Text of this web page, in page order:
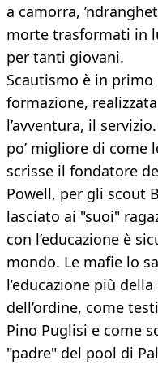
a camorra,
morte trasformati in
per tanti giovani.
Scautismo è in
formazione,
l’avventura, il
po’ migliore di come
scrisse il fondatore
Powell, per gli scout
lasciato ai "suoi"
con l’educazione è
mondo. Le mafie lo
l’educazione più
dell’ordine, come
Pino Puglisi e come
"padre" del pool di